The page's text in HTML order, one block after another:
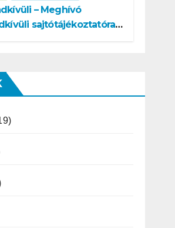
– Meghívó
sajtótájékoztatóra –